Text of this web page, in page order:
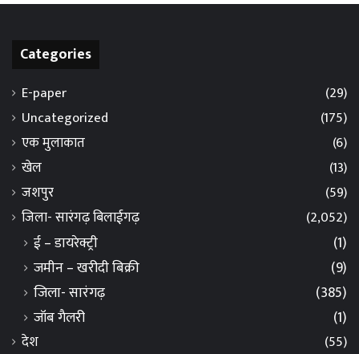
Categories
E-paper
(29)
Uncategorized
(175)
एक मुलाकात
(6)
खेल
(13)
जशपुर
(59)
जिला- सारंगढ़ बिलाईगढ़
(2,052)
ई – डायरेक्ट्री
(1)
जमीन – खरीदी बिक्री
(9)
जिला- सारंगढ़
(385)
जॉब गैलरी
(1)
देश
(55)